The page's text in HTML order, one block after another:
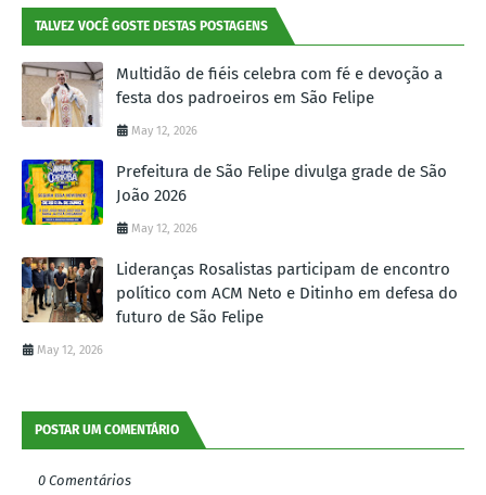
TALVEZ VOCÊ GOSTE DESTAS POSTAGENS
Multidão de fiéis celebra com fé e devoção a
festa dos padroeiros em São Felipe
May 12, 2026
Prefeitura de São Felipe divulga grade de São
João 2026
May 12, 2026
Lideranças Rosalistas participam de encontro
político com ACM Neto e Ditinho em defesa do
futuro de São Felipe
May 12, 2026
POSTAR UM COMENTÁRIO
0 Comentários